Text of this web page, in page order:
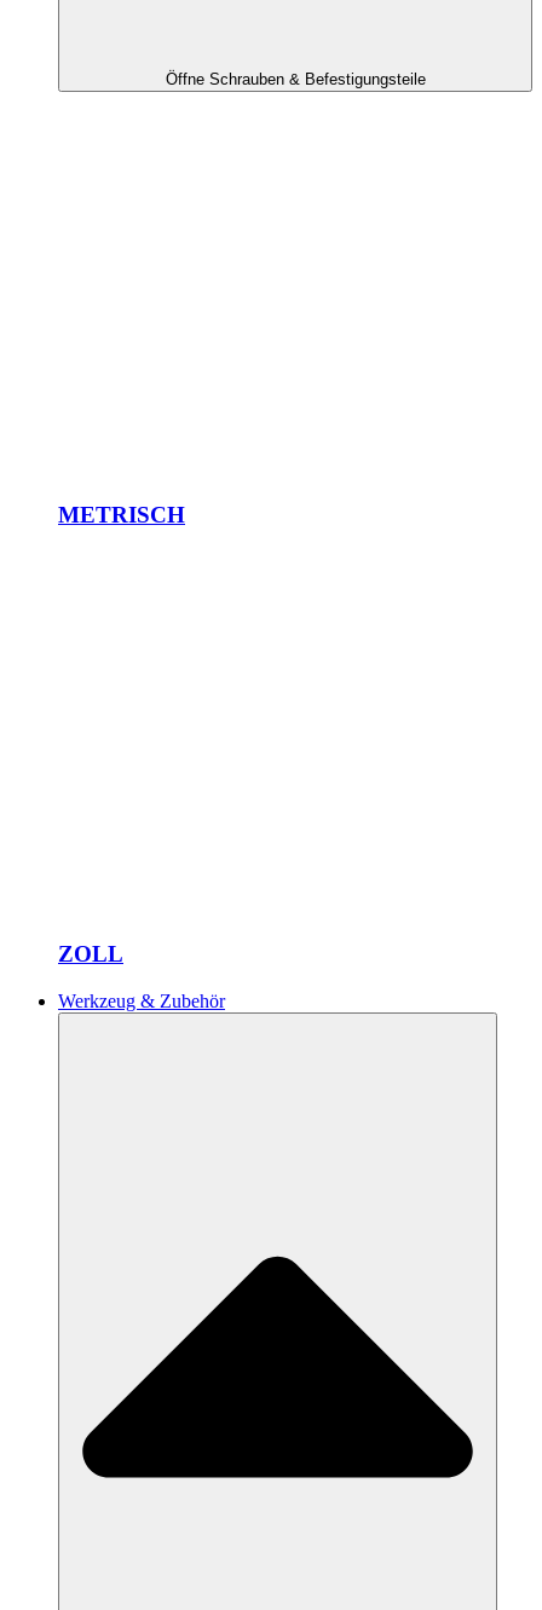
Öffne Schrauben & Befestigungsteile
METRISCH
ZOLL
Werkzeug & Zubehör